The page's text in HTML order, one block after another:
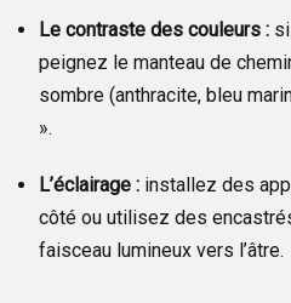
Le contraste des couleurs :
peignez le manteau de
sombre (anthracite, bleu
».
L’éclairage : installez des
côté ou utilisez des
faisceau lumineux vers l’âtre.